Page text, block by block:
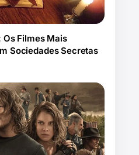
Os Filmes Mais
Sociedades Secretas